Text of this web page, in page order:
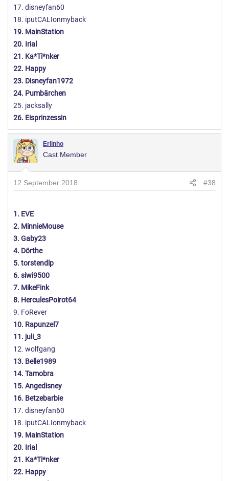
17. disneyfan60
18. iputCALIonmyback
19. MainStation
20. Irial
21. Ka*Ti*nker
22. Happy
23. Disneyfan1972
24. Pumbärchen
25. jacksally
26. Eisprinzessin
Erlinho
Cast Member
12 September 2018 #38
1. EVE
2. MinnieMouse
3. Gaby23
4. Dörthe
5. torstendlp
6. siwi9500
7. MikeFink
8. HerculesPoirot64
9. FoRever
10. Rapunzel7
11. juli_3
12. wolfgang
13. Belle1989
14. Tamobra
15. Angedisney
16. Betzebarbie
17. disneyfan60
18. iputCALIonmyback
19. MainStation
20. Irial
21. Ka*Ti*nker
22. Happy